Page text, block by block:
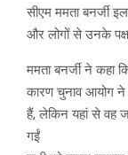
सीएम ममता बनर्जी
और लोगों से उनके
ममता बनर्जी ने कहा
कारण चुनाव आयोग ने
हैं, लेकिन यहां से वह
गईं